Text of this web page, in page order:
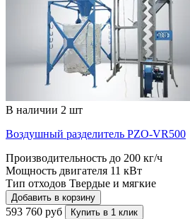
В наличии 2 шт
Воздушный разделитель PZO-VR500
Производительность до 200 кг/ч
Мощность двигателя 11 кВт
Тип отходов Твердые и мягкие
Добавить в корзину
593 760 руб Купить в 1 клик